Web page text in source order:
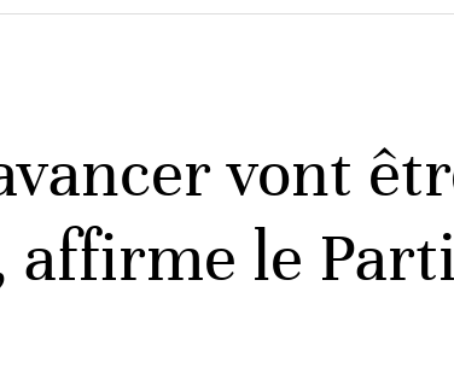
vont
affirme le Parti